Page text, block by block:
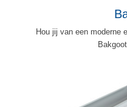
Hou jij van een moderne